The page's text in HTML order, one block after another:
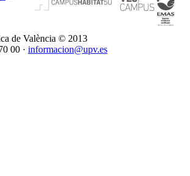
de València © 2013
00 · informacion@upv.es